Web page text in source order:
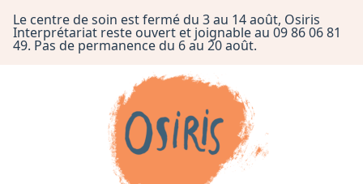
Le centre de soin est fermé du 3 au 14 août, Osiris
Interprétariat reste ouvert et joignable au 09 86 06 81
49. Pas de permanence du 6 au 20 août.